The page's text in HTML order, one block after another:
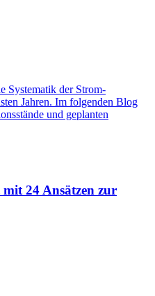
Systematik der Strom-
Jahren. Im folgenden Blog
und geplanten
24 Ansätzen zur